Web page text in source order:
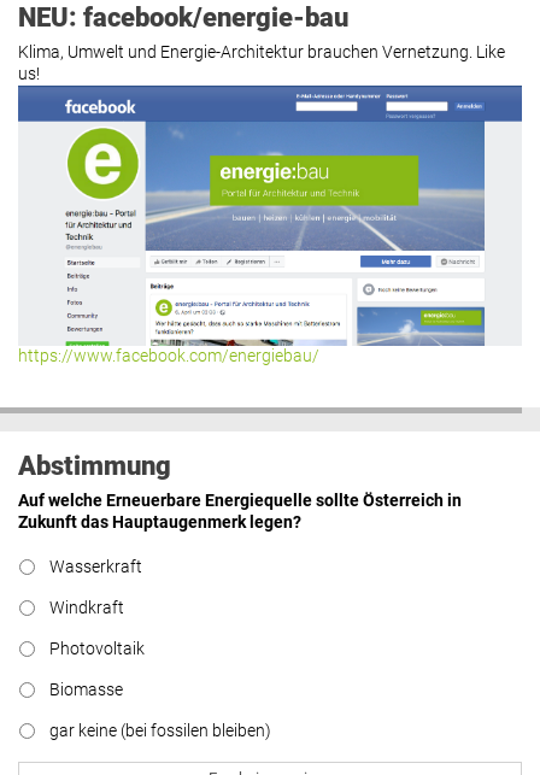
NEU: facebook/energie-bau
Klima, Umwelt und Energie-Architektur brauchen Vernetzung. Like
us!
https://www.facebook.com/energiebau/
Abstimmung
Auf welche Erneuerbare Energiequelle sollte Österreich in
Zukunft das Hauptaugenmerk legen?
Wasserkraft
Windkraft
Photovoltaik
Biomasse
gar keine (bei fossilen bleiben)